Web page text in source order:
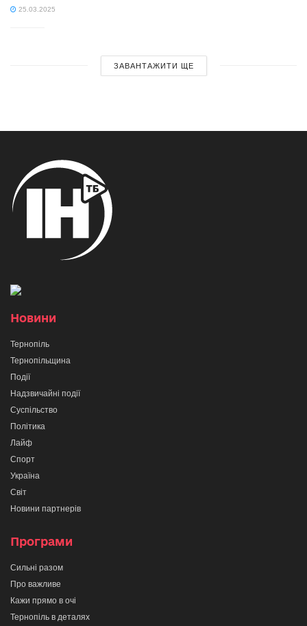
25.03.2025
ЗАВАНТАЖИТИ ЩЕ
Новини
Тернопіль
Тернопільщина
Події
Надзвичайні події
Суспільство
Політика
Лайф
Спорт
Україна
Світ
Новини партнерів
Програми
Сильні разом
Про важливе
Кажи прямо в очі
Тернопіль в деталях